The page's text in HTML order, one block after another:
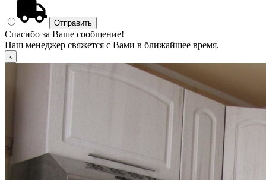
Спасибо за Ваше сообщение!
Наш менеджер свяжется с Вами в ближайшее время.